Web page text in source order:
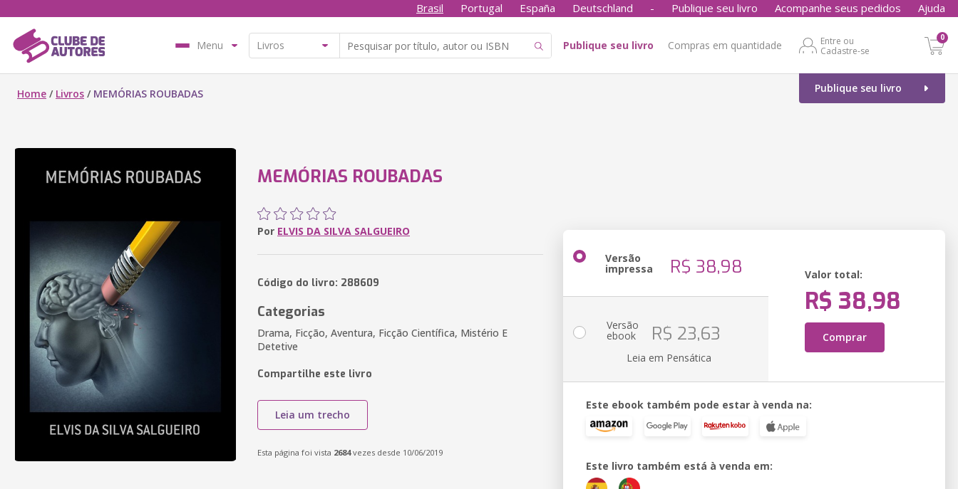
Brasil Portugal España Deutschland - Publique seu livro Acompanhe seus pedidos Ajuda
Menu Publique seu livro Compras em quantidade
Entre ou
Cadastre-se
0
Publique seu livro
Home / Livros / MEMÓRIAS ROUBADAS
MEMÓRIAS ROUBADAS
Por ELVIS DA SILVA SALGUEIRO
Código do livro: 288609
Categorias
Drama, Ficção, Aventura, Ficção Científica, Mistério E
Detetive
Compartilhe este livro
Leia um trecho
Esta página foi vista 2684vezes desde 10/06/2019
Versão
impressa R$ 38,98 Valor total:
R$ 38,98
Comprar
Versão
ebook R$ 23,63
Leia em Pensática
Este ebook também pode estar à venda na:
Este livro também está à venda em: